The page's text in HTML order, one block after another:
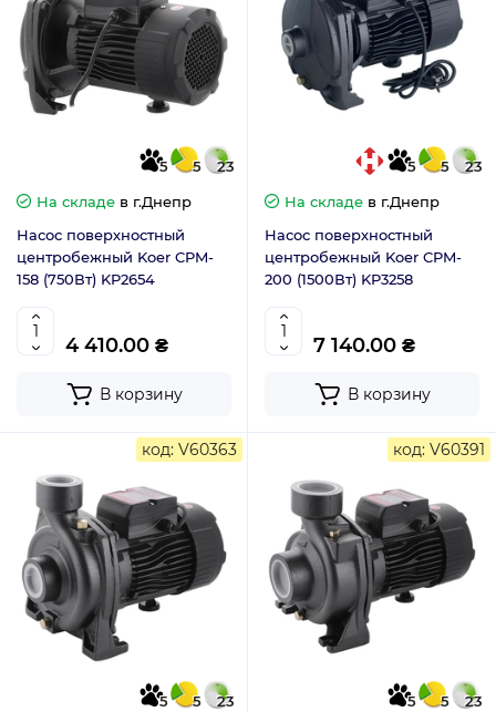
5 5
23
На складе в г.Днепр
Насос поверхностный
центробежный Koer CPM-
158 (750Вт) KP2654
4 410.00 ₴
В корзину
5 5
23
На складе в г.Днепр
Насос поверхностный
центробежный Koer CPM-
200 (1500Вт) KP3258
7 140.00 ₴
В корзину
код: V60363
5 5 23
код: V60391
5 5 23